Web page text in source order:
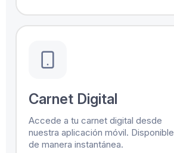
Carnet Digital
Accede a tu carnet digital desde
nuestra aplicación móvil. Disponible
de manera instantánea.